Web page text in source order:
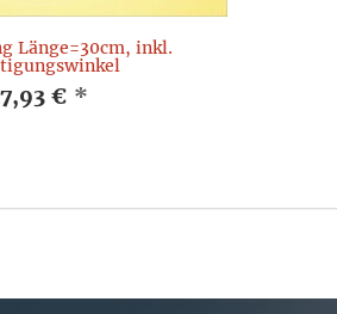
Länge=30cm, inkl.
€ *